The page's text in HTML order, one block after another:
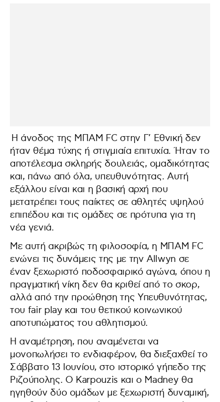
Η άνοδος της ΜΠΑΜ FC στην Γ’ Εθνική δεν
ήταν θέμα τύχης ή στιγμιαία επιτυχία. Ήταν το
αποτέλεσμα σκληρής δουλειάς, ομαδικότητας
και, πάνω από όλα, υπευθυνότητας. Αυτή
εξάλλου είναι και η βασική αρχή που
μετατρέπει τους παίκτες σε αθλητές υψηλού
επιπέδου και τις ομάδες σε πρότυπα για τη
νέα γενιά.
Με αυτή ακριβώς τη φιλοσοφία, η ΜΠΑΜ FC
ενώνει τις δυνάμεις της με την Allwyn σε
έναν ξεχωριστό ποδοσφαιρικό αγώνα, όπου η
πραγματική νίκη δεν θα κριθεί από το σκορ,
αλλά από την προώθηση της Υπευθυνότητας,
του fair play και του θετικού κοινωνικού
αποτυπώματος του αθλητισμού.
Η αναμέτρηση, που αναμένεται να
μονοπωλήσει το ενδιαφέρον, θα διεξαχθεί το
Σάββατο 13 Ιουνίου, στο ιστορικό γήπεδο της
Ριζούπολης. Ο Karpouzis και ο Madney θα
ηγηθούν δύο ομάδων με ξεχωριστή δυναμική,